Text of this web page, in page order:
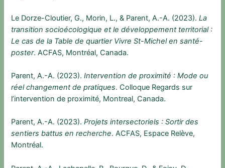
Le Dorze-Cloutier, G., Morin, L., & Parent, A.-A. (2023).La
transition socioécologique et le développement territorial :
Le cas de la Table de quartier Vivre St-Michel en santé-
poster. ACFAS, Montréal, Canada.
Parent, A.-A. (2023).Intervention de proximité : Mode ou
réel changement de pratiques. Colloque Regards sur
l’intervention de proximité, Montreal, Canada.
Parent, A.-A. (2023).Projets intersectoriels : Sortir des
sentiers battus en recherche. ACFAS, Espace Relève,
Montréal.